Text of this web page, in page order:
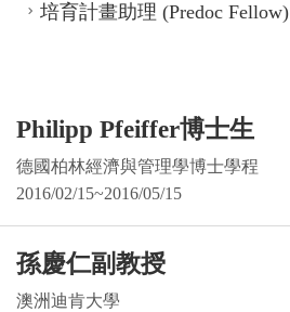
培育計畫助理 (Predoc Fellow)
Philipp Pfeiffer博士生
德國柏林經濟與管理學博士學程
2016/02/15~2016/05/15
孫慶仁副教授
澳洲迪肯大學